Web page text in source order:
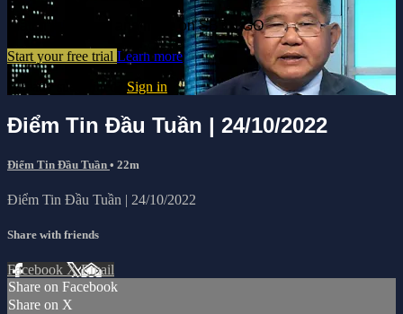
Watch this video and more on SBTN GO
Start your free trial Learn more
Already subscribed? Sign in
Điểm Tin Đầu Tuần | 24/10/2022
Điểm Tin Đầu Tuần • 22m
Điểm Tin Đầu Tuần | 24/10/2022
Share with friends
Facebook XEmail
Share on Facebook
Share on X